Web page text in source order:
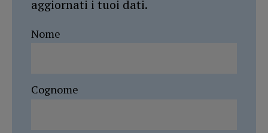
aggiornati i tuoi dati.
Nome
Cognome